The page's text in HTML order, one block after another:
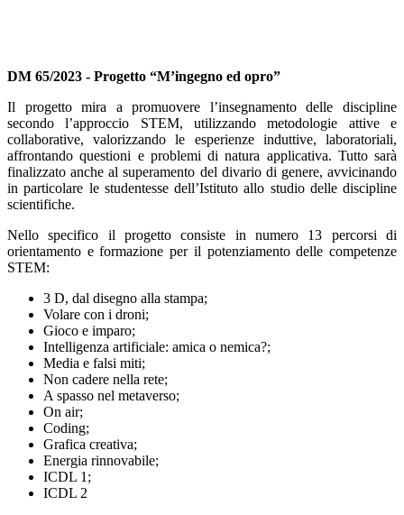
DM 65/2023 - Progetto “M’ingegno ed opro”
Il progetto mira a promuovere l’insegnamento delle discipline
secondo l’approccio STEM, utilizzando metodologie attive e
collaborative, valorizzando le esperienze induttive, laboratoriali,
affrontando questioni e problemi di natura applicativa. Tutto sarà
finalizzato anche al superamento del divario di genere, avvicinando
in particolare le studentesse dell’Istituto allo studio delle discipline
scientifiche.
Nello specifico il progetto consiste in numero 13 percorsi di
orientamento e formazione per il potenziamento delle competenze
STEM:
3 D, dal disegno alla stampa;
Volare con i droni;
Gioco e imparo;
Intelligenza artificiale: amica o nemica?;
Media e falsi miti;
Non cadere nella rete;
A spasso nel metaverso;
On air;
Coding;
Grafica creativa;
Energia rinnovabile;
ICDL 1;
ICDL 2